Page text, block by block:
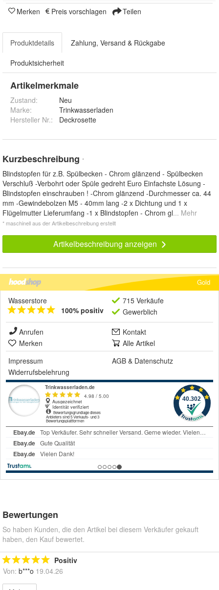
Merken Preis vorschlagen Teilen
Produktdetails Zahlung, Versand & Rückgabe
Produktsicherheit
Artikelmerkmale
Zustand:
Neu
Marke:
Trinkwasserladen
Hersteller Nr.:
Deckrosette
Kurzbeschreibung *
Blindstopfen für z.B. Spülbecken - Chrom glänzend - Spülbecken
Verschluß -Verbohrt oder Spüle gedreht Euro Einfachste Lösung -
Blindstopfen einschrauben ! -Chrom glänzend -Durchmesser ca. 44
mm -Gewindebolzen M5 - 40mm lang -2 x Dichtung und 1 x
Flügelmutter Lieferumfang -1 x Blindstopfen - Chrom gl... Mehr
* maschinell aus der Artikelbeschreibung erstellt
Artikelbeschreibung anzeigen
Gold
Wasserstore
100% positiv
715 Verkäufe
Gewerblich
Anrufen
Kontakt
Merken
Alle Artikel
Impressum
AGB & Datenschutz
Widerrufsbelehrung
Bewertungen
So haben Kunden, die den Artikel bei diesem Verkäufer gekauft
haben, den Kauf bewertet.
Positiv
Von: b***o 19.04.26